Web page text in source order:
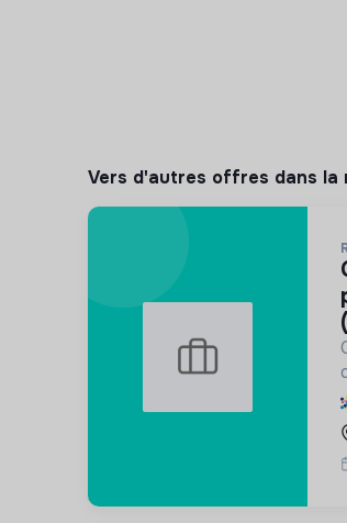
Vers d'autres offres dans la
chargé